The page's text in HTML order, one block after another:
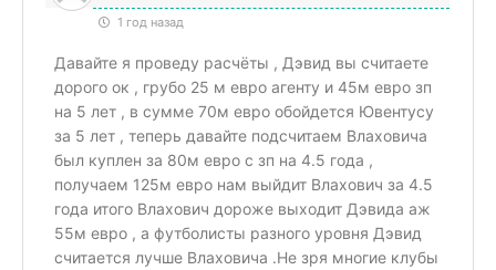
1 год назад
Давайте я проведу расчёты , Дэвид вы считаете
дорого ок , грубо 25 м евро агенту и 45м евро зп
на 5 лет , в сумме 70м евро обойдется Ювентусу
за 5 лет , теперь давайте подсчитаем Влаховича
был куплен за 80м евро с зп на 4.5 года ,
получаем 125м евро нам выйдит Влахович за 4.5
года итого Влахович дороже выходит Дэвида аж
55м евро , а футболисты разного уровня Дэвид
считается лучше Влаховича .Не зря многие клубы